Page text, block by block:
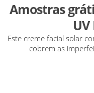
Amostras
Este creme facial solar
cobrem as